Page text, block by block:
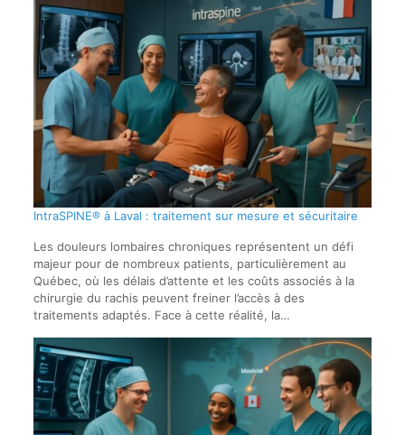
IntraSPINE® à Laval : traitement sur mesure et sécuritaire
Les douleurs lombaires chroniques représentent un défi
majeur pour de nombreux patients, particulièrement au
Québec, où les délais d’attente et les coûts associés à la
chirurgie du rachis peuvent freiner l’accès à des
traitements adaptés. Face à cette réalité, la…